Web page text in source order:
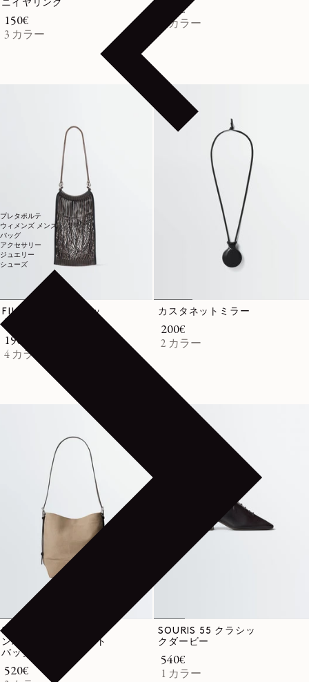
プレタポルテ
ウィメンズ メンズ
バッグ
アクセサリー
ジュエリー
シューズ
ニイヤリング
通常価格
150€
3 カラー
通常価格
220€
1 カラー
FILT ミディアム ネッ
トショッピングバッグ
通常価格
190€
4 カラー
カスタネットミラー
通常価格
200€
2 カラー
BELTED コットンキャ
ンバス スモールトート
バッグ
通常価格
520€
SOURIS 55 クラシッ
クダービー
通常価格
540€
1 カラー